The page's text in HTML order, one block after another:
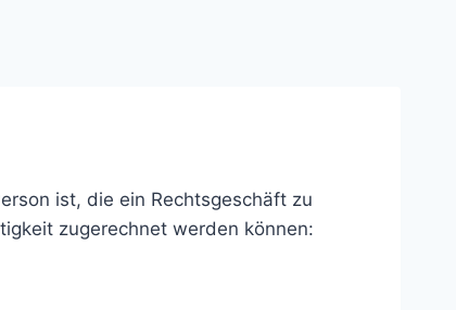
ist, die ein Rechtsgeschäft zu
zugerechnet werden können: